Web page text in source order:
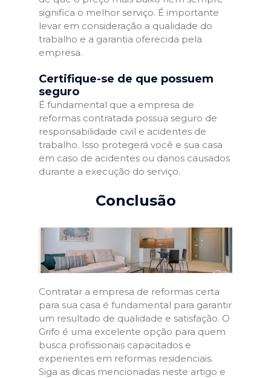
significa o melhor serviço. É importante
levar em consideração a qualidade do
trabalho e a garantia oferecida pela
empresa.
Certifique-se de que possuem
seguro
É fundamental que a empresa de
reformas contratada possua seguro de
responsabilidade civil e acidentes de
trabalho. Isso protegerá você e sua casa
em caso de acidentes ou danos causados
durante a execução do serviço.
Conclusão
Contratar a empresa de reformas certa
para sua casa é fundamental para garantir
um resultado de qualidade e satisfação. O
Grifo é uma excelente opção para quem
busca profissionais capacitados e
experientes em reformas residenciais.
Siga as dicas mencionadas neste artigo e